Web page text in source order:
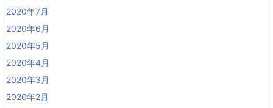
2020年7月
2020年6月
2020年5月
2020年4月
2020年3月
2020年2月